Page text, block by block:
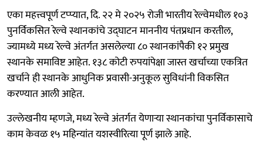
एका महत्त्वपूर्ण टप्प्यात, दि. २२ मे २०२५ रोजी भारतीय रेल्वेमधील १०३
पुनर्विकसित रेल्वे स्थानकांचे उद्घाटन माननीय पंतप्रधान करतील,
ज्यामध्ये मध्य रेल्वे अंतर्गत असलेल्या ८० स्थानकांपैकी १२ प्रमुख
स्थानके समाविष्ट आहेत. १३८ कोटी रुपयांपेक्षा जास्त खर्चाच्या एकत्रित
खर्चाने ही स्थानके आधुनिक प्रवासी-अनुकूल सुविधांनी विकसित
करण्यात आली आहेत.
उल्लेखनीय म्हणजे, मध्य रेल्वे अंतर्गत येणाऱ्या स्थानकांचा पुनर्विकासाचे
काम केवळ १५ महिन्यांत यशस्वीरित्या पूर्ण झाले आहे.